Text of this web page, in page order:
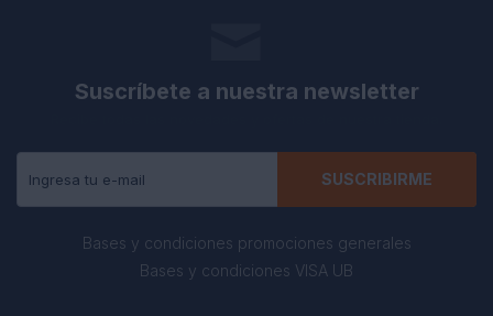
Suscríbete a nuestra newsletter
SUSCRIBIRME
Bases y condiciones promociones generales
Bases y condiciones VISA UB